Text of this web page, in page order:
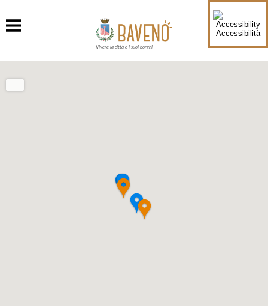
Accessibilità
Vivere la città e i suoi borghi